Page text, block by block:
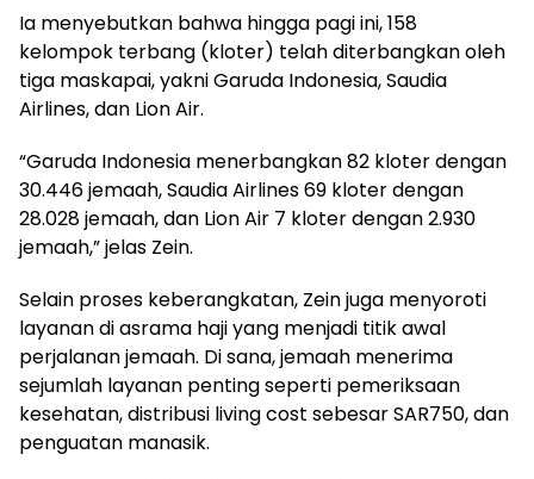
Ia menyebutkan bahwa hingga pagi ini, 158
kelompok terbang (kloter) telah diterbangkan oleh
tiga maskapai, yakni Garuda Indonesia, Saudia
Airlines, dan Lion Air.
“Garuda Indonesia menerbangkan 82 kloter dengan
30.446 jemaah, Saudia Airlines 69 kloter dengan
28.028 jemaah, dan Lion Air 7 kloter dengan 2.930
jemaah,” jelas Zein.
Selain proses keberangkatan, Zein juga menyoroti
layanan di asrama haji yang menjadi titik awal
perjalanan jemaah. Di sana, jemaah menerima
sejumlah layanan penting seperti pemeriksaan
kesehatan, distribusi living cost sebesar SAR750, dan
penguatan manasik.